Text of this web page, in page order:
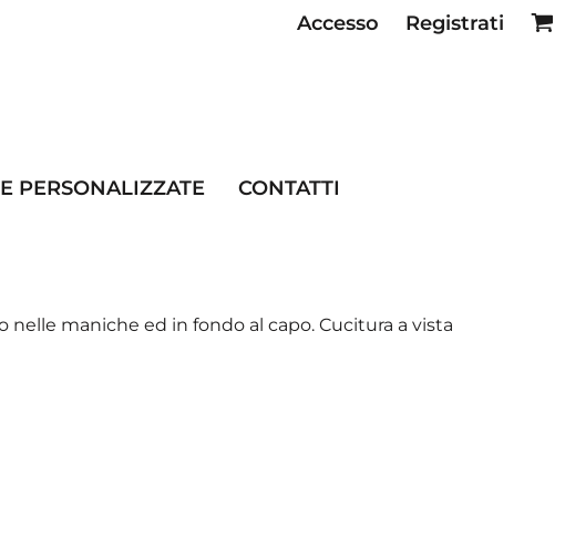
Accesso Registrati
PERSONALIZZATE CONTATTI
maniche ed in fondo al capo. Cucitura a vista